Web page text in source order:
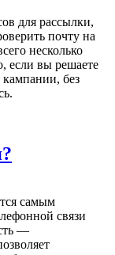
для рассылки,
почту на
несколько
если вы решаете
кампании, без
самым
связи
—